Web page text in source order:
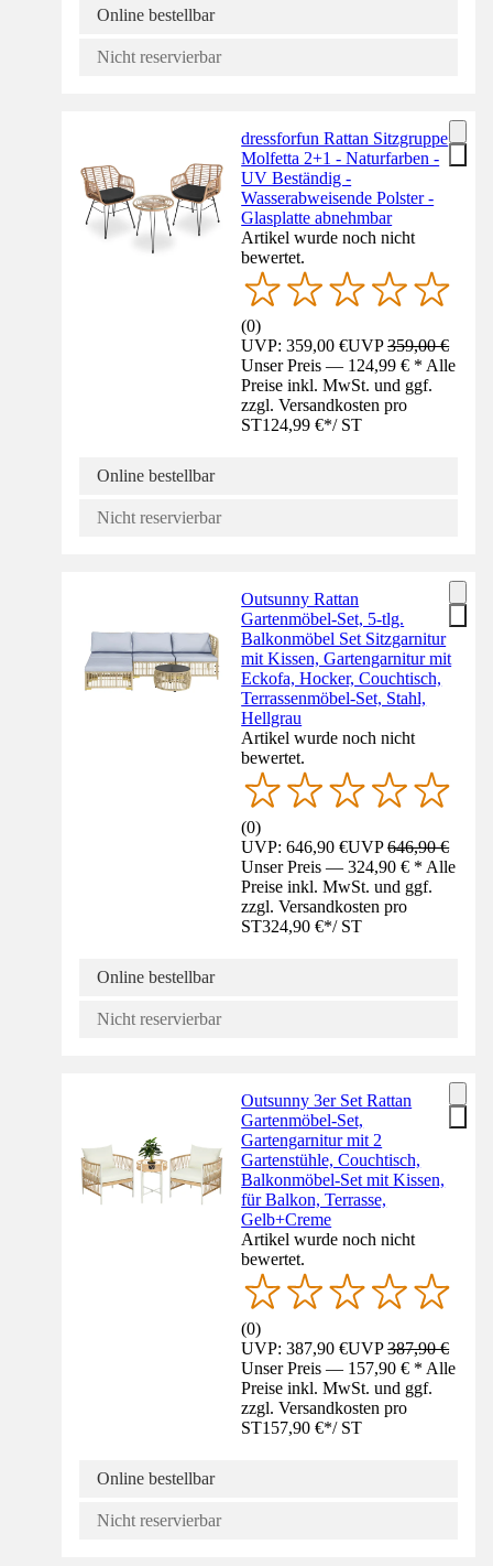
Online bestellbar
Nicht reservierbar
dressforfun Rattan Sitzgruppe
Molfetta 2+1 - Naturfarben -
UV Beständig -
Wasserabweisende Polster -
Glasplatte abnehmbar
Artikel wurde noch nicht
bewertet.
(0)
UVP: 359,00 €UVP359,00 €
Unser Preis — 124,99 € * Alle
Preise inkl. MwSt. und ggf.
zzgl. Versandkosten pro
ST124,99 €*/ ST
Online bestellbar
Nicht reservierbar
Outsunny Rattan
Gartenmöbel-Set, 5-tlg.
Balkonmöbel Set Sitzgarnitur
mit Kissen, Gartengarnitur mit
Eckofa, Hocker, Couchtisch,
Terrassenmöbel-Set, Stahl,
Hellgrau
Artikel wurde noch nicht
bewertet.
(0)
UVP: 646,90 €UVP646,90 €
Unser Preis — 324,90 € * Alle
Preise inkl. MwSt. und ggf.
zzgl. Versandkosten pro
ST324,90 €*/ ST
Online bestellbar
Nicht reservierbar
Outsunny 3er Set Rattan
Gartenmöbel-Set,
Gartengarnitur mit 2
Gartenstühle, Couchtisch,
Balkonmöbel-Set mit Kissen,
für Balkon, Terrasse,
Gelb+Creme
Artikel wurde noch nicht
bewertet.
(0)
UVP: 387,90 €UVP387,90 €
Unser Preis — 157,90 € * Alle
Preise inkl. MwSt. und ggf.
zzgl. Versandkosten pro
ST157,90 €*/ ST
Online bestellbar
Nicht reservierbar